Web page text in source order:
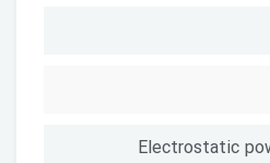
Electrostatic